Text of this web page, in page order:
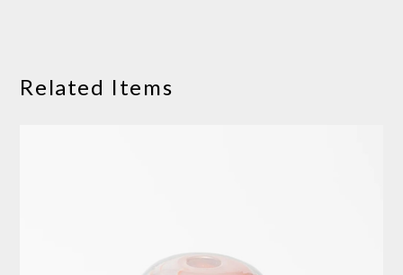
Related Items